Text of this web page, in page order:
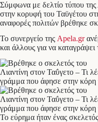
Σύμφωνα με δελτίο τύπου
στην κορυφή του Ταϋγέτου
αναφορές πολιτών βρέθηκε
Το συνεργείο της Apela.gr
και άλλους για να καταγράψει
Το εύρημα ήταν ένας